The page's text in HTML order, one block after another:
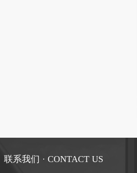
联系我们 · CONTACT US